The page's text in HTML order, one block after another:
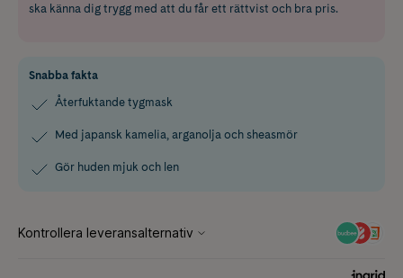
ska känna dig trygg med att du får ett rättvist och bra pris.
Snabba fakta
Återfuktande tygmask
Med japansk kamelia, arganolja och sheasmör
Gör huden mjuk och len